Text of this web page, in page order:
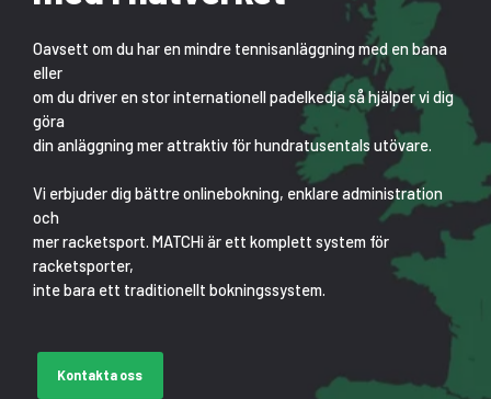
Oavsett om du har en mindre tennisanläggning med en bana
eller
om du driver en stor internationell padelkedja så hjälper vi dig
göra
din anläggning mer attraktiv för hundratusentals utövare.
Vi erbjuder dig bättre onlinebokning, enklare administration
och
mer racketsport. MATCHi är ett komplett system för
racketsporter,
inte bara ett traditionellt bokningssystem.
Kontakta oss